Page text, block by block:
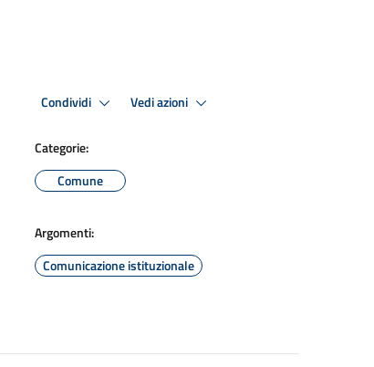
Condividi Vedi azioni
Categorie:
Comune
Argomenti:
Comunicazione istituzionale